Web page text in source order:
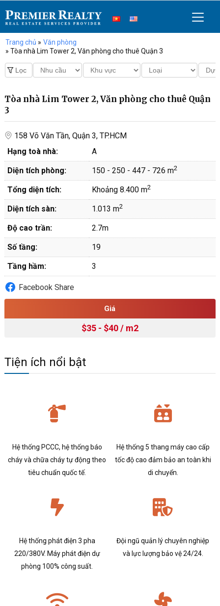
Trang chủ » Văn phòng
» Tòa nhà Lim Tower 2, Văn phòng cho thuê Quận 3
Tòa nhà Lim Tower 2, Văn phòng cho thuê Quận
3
158 Võ Văn Tần, Quận 3, TP.HCM
Hạng toà nhà:
A
Diện tích phòng: 150 - 250 - 447 - 726 m2
Tổng diện tích: Khoảng 8.400 m2
Diện tích sàn: 1.013 m2
Độ cao trần: 2.7m
Số tầng: 19
Tầng hầm: 3
Facebook Share
Giá
$35 - $40 / m2
Tiện ích nổi bật
Hệ thống PCCC, hệ thống báo
cháy và chữa cháy tự động theo
tiêu chuẩn quốc tế.
Hệ thống 5 thang máy cao cấp
tốc độ cao đảm bảo an toàn khi
di chuyển.
Hệ thống phát điện 3 pha
220/380V. Máy phát điện dự
phòng 100% công suất.
Đội ngũ quản lý chuyên nghiệp
và lực lượng bảo vệ 24/24.